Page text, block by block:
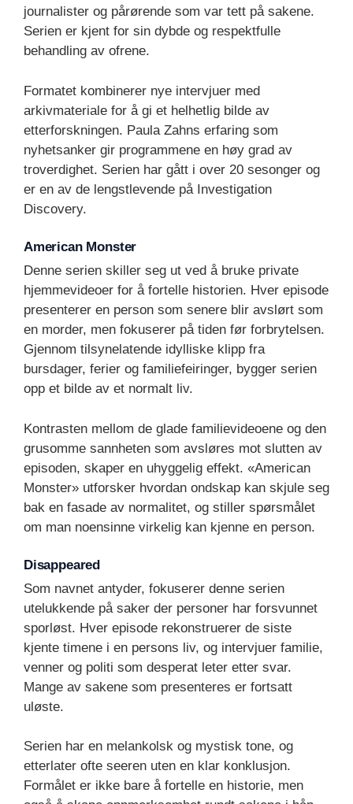
journalister og pårørende som var tett på sakene.
Serien er kjent for sin dybde og respektfulle
behandling av ofrene.
Formatet kombinerer nye intervjuer med
arkivmateriale for å gi et helhetlig bilde av
etterforskningen. Paula Zahns erfaring som
nyhetsanker gir programmene en høy grad av
troverdighet. Serien har gått i over 20 sesonger og
er en av de lengstlevende på Investigation
Discovery.
American Monster
Denne serien skiller seg ut ved å bruke private
hjemmevideoer for å fortelle historien. Hver episode
presenterer en person som senere blir avslørt som
en morder, men fokuserer på tiden før forbrytelsen.
Gjennom tilsynelatende idylliske klipp fra
bursdager, ferier og familiefeiringer, bygger serien
opp et bilde av et normalt liv.
Kontrasten mellom de glade familievideoene og den
grusomme sannheten som avsløres mot slutten av
episoden, skaper en uhyggelig effekt. «American
Monster» utforsker hvordan ondskap kan skjule seg
bak en fasade av normalitet, og stiller spørsmålet
om man noensinne virkelig kan kjenne en person.
Disappeared
Som navnet antyder, fokuserer denne serien
utelukkende på saker der personer har forsvunnet
sporløst. Hver episode rekonstruerer de siste
kjente timene i en persons liv, og intervjuer familie,
venner og politi som desperat leter etter svar.
Mange av sakene som presenteres er fortsatt
uløste.
Serien har en melankolsk og mystisk tone, og
etterlater ofte seeren uten en klar konklusjon.
Formålet er ikke bare å fortelle en historie, men